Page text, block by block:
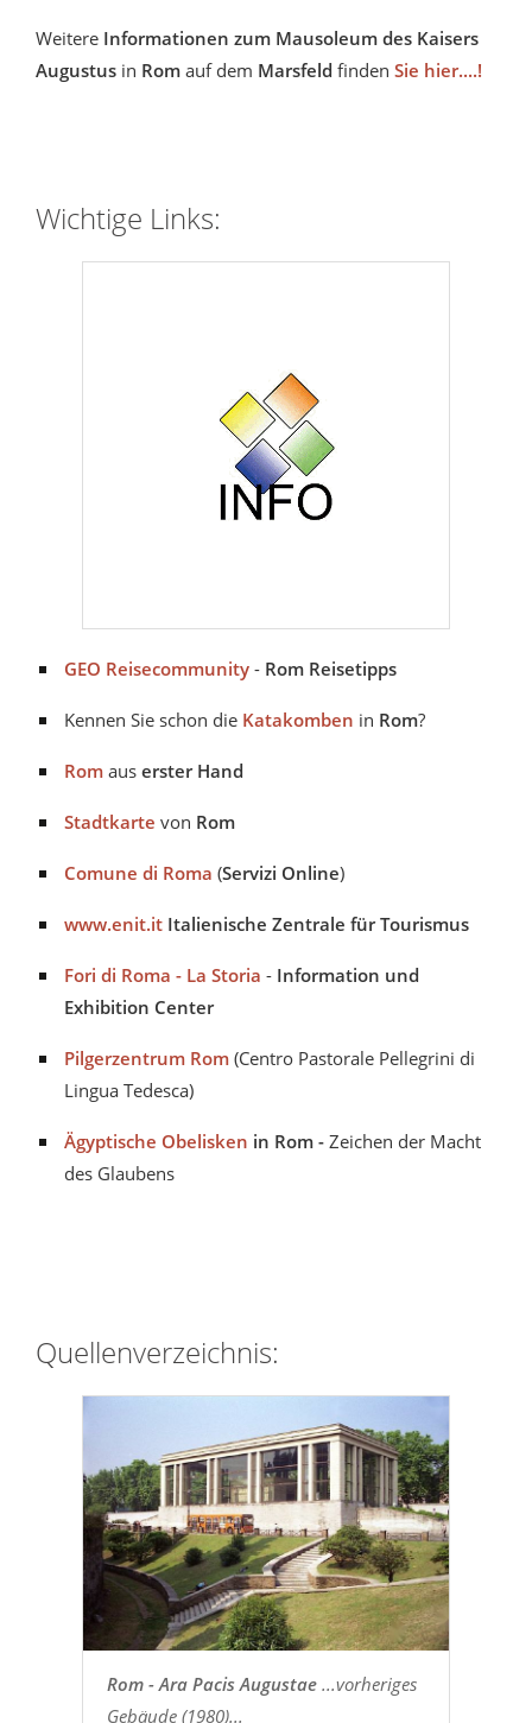
Weitere Informationen zum Mausoleum des Kaisers
Augustus in Rom auf dem Marsfeld finden Sie hier....!
Wichtige Links:
GEO Reisecommunity - Rom Reisetipps
Kennen Sie schon die Katakomben in Rom?
Rom aus erster Hand
Stadtkarte von Rom
Comune di Roma (Servizi Online)
www.enit.it Italienische Zentrale für Tourismus
Fori di Roma - La Storia - Information und
Exhibition Center
Pilgerzentrum Rom (Centro Pastorale Pellegrini di
Lingua Tedesca)
Ägyptische Obelisken in Rom - Zeichen der Macht
des Glaubens
Quellenverzeichnis:
Rom - Ara Pacis Augustae...vorheriges
Gebäude (1980)...